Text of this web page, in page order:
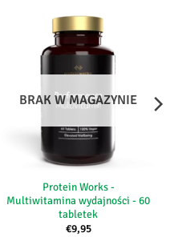
BRAK W MAGAZYNIE
Protein Works -
Multiwitamina wydajności - 60
tabletek
€9,95